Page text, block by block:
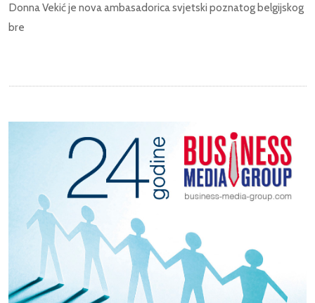
Donna Vekić je nova ambasadorica svjetski poznatog belgijskog
bre